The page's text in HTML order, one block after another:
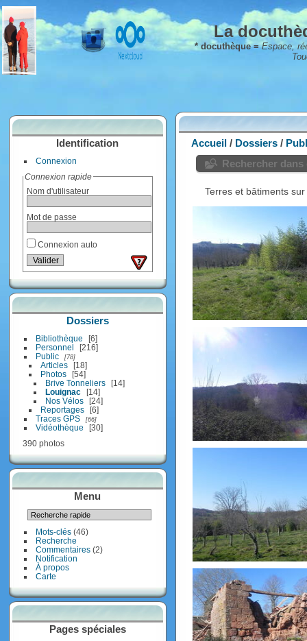
La
* docuthèque =Espace,
Identification
Connexion
Connexion rapide
Nom d'utilisateur
Mot de passe
Connexion auto
Dossiers
Bibliothèque
6
Personnel
216
Public
78
Articles
18
Photos
54
Brive Tonneliers
14
Louignac
14
Nos Vélos
24
Reportages
6
Traces GPS
66
Vidéothèque
30
390 photos
Menu
Mots-clés(46)
Recherche
Commentaires(2)
Notification
À propos
Carte
Pages spéciales
Accueil/ Dossiers/
Rechercher dans
Terres et bâtiments
DSCN7305
DSCN7308
DSCN7311